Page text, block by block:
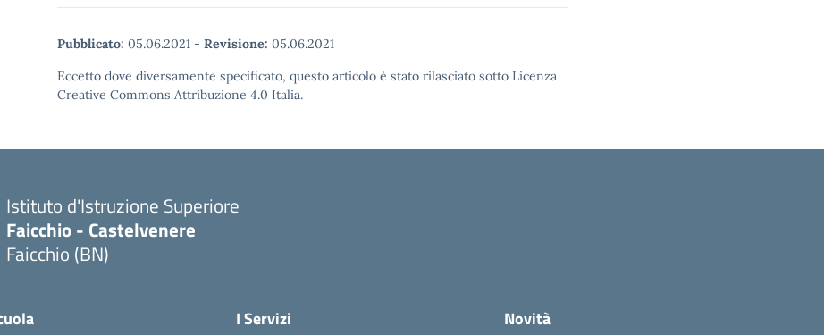
Pubblicato: 05.06.2021 - Revisione: 05.06.2021
Eccetto dove diversamente specificato, questo articolo è stato rilasciato sotto Licenza
Creative Commons Attribuzione 4.0 Italia.
Istituto d'Istruzione Superiore
Faicchio - Castelvenere
Faicchio (BN)
I Servizi Novità